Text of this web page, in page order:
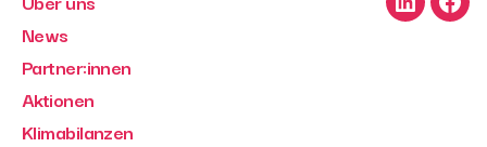
News
Partner:innen
Aktionen
Klimabilanzen
LinkedIn